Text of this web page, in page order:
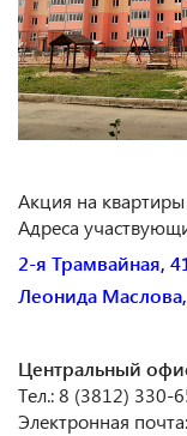
Акция на
Адреса
2-я Трамвайная,
Леонида
Центральный
Тел.: 8 (3812) 330-
Электронная